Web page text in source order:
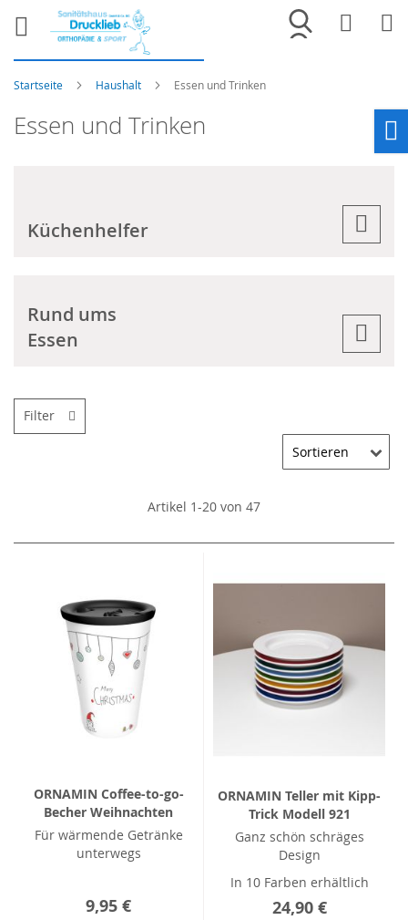
Merkliste
Startseite Haushalt Essen und Trinken
Essen und Trinken
Küchenhelfer
Rund ums
Essen
Artikel 1-20 von 47
ORNAMIN Coffee-to-go-
Becher Weihnachten
Für wärmende Getränke
unterwegs
9,95 €
ORNAMIN Teller mit Kipp-
Trick Modell 921
Ganz schön schräges
Design
In 10 Farben erhältlich
24,90 €
Filter